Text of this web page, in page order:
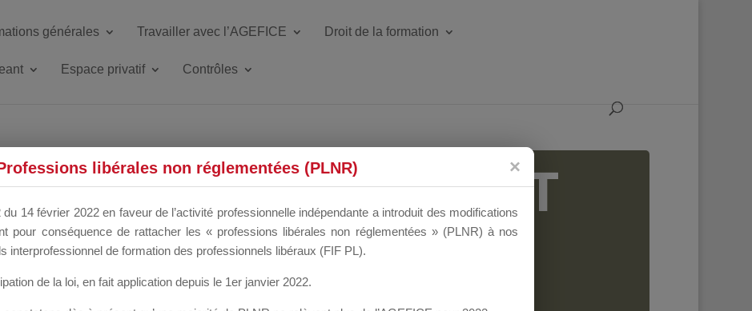
générales Travailler avec l’AGEFICE Droit de la formation
Espace privatif Contrôles
DU DIRIGEANT
il y a un mois
libérales non réglementées (PLNR)
du 14 février 2022 en faveur de l’activité professionnelle indépendante a introduit des modifications
pour conséquence de rattacher les « professions libérales non réglementées » (PLNR) à nos
interprofessionnel de formation des professionnels libéraux (FIF PL).
de la loi, en fait application depuis le 1er janvier 2022.